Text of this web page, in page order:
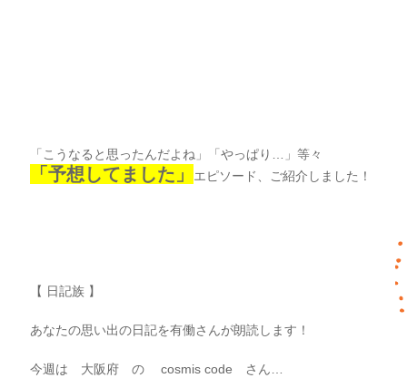
「こうなると思ったんだよね」「やっぱり…」等々
「予想してました」 エピソード、ご紹介しました！
【 日記族 】
あなたの思い出の日記を有働さんが朗読します！
今週は 大阪府 の cosmis code さん…